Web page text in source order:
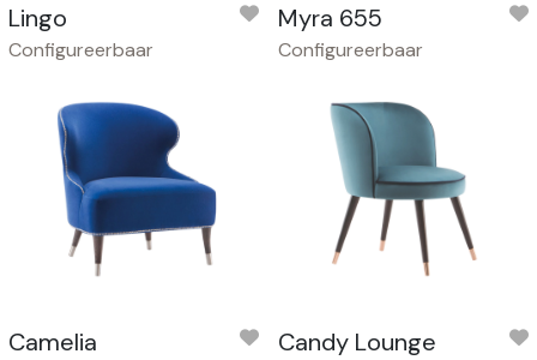
Lingo
Configureerbaar
Myra 655
Configureerbaar
Camelia Candy Lounge